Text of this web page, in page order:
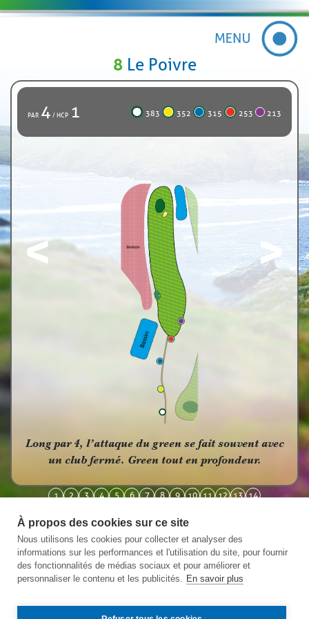
8 Le Poivre
PAR 4 / HCP 1 383 352 315 253 213
< >
Long par 4, l’attaque du green se fait souvent avec
un club fermé. Green tout en profondeur.
1 2 3 4 5 6 7 8 9 10 11 12 13 14
À propos des cookies sur ce site
Nous utilisons les cookies pour collecter et analyser des
informations sur les performances et l'utilisation du site, pour fournir
des fonctionnalités de médias sociaux et pour améliorer et
personnaliser le contenu et les publicités. En savoir plus